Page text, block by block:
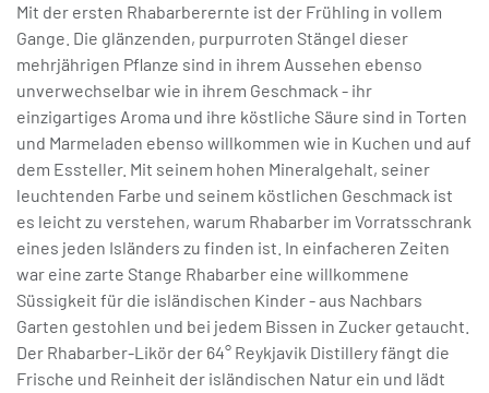
Mit der ersten Rhabarberernte ist der Frühling in vollem
Gange. Die glänzenden, purpurroten Stängel dieser
mehrjährigen Pflanze sind in ihrem Aussehen ebenso
unverwechselbar wie in ihrem Geschmack - ihr
einzigartiges Aroma und ihre köstliche Säure sind in Torten
und Marmeladen ebenso willkommen wie in Kuchen und auf
dem Essteller. Mit seinem hohen Mineralgehalt, seiner
leuchtenden Farbe und seinem köstlichen Geschmack ist
es leicht zu verstehen, warum Rhabarber im Vorratsschrank
eines jeden Isländers zu finden ist. In einfacheren Zeiten
war eine zarte Stange Rhabarber eine willkommene
Süssigkeit für die isländischen Kinder - aus Nachbars
Garten gestohlen und bei jedem Bissen in Zucker getaucht.
Der Rhabarber-Likör der 64° Reykjavik Distillery fängt die
Frische und Reinheit der isländischen Natur ein und lädt